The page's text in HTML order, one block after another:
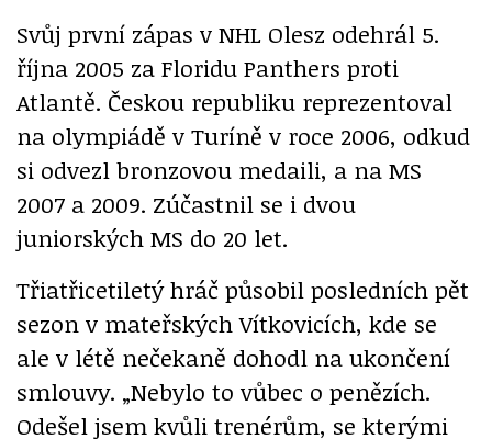
Svůj první zápas v NHL Olesz odehrál 5.
října 2005 za Floridu Panthers proti
Atlantě. Českou republiku reprezentoval
na olympiádě v Turíně v roce 2006, odkud
si odvezl bronzovou medaili, a na MS
2007 a 2009. Zúčastnil se i dvou
juniorských MS do 20 let.
Třiatřicetiletý hráč působil posledních pět
sezon v mateřských Vítkovicích, kde se
ale v létě nečekaně dohodl na ukončení
smlouvy. „Nebylo to vůbec o penězích.
Odešel jsem kvůli trenérům, se kterými